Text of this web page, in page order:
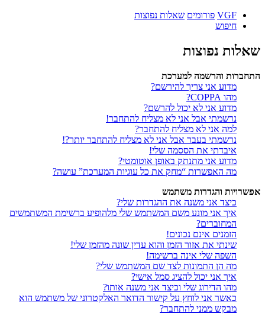
VGF פורומים שאלות נפוצות
חיפוש
שאלות נפוצות
התחברות והרשמה למערכת
מדוע אני צריך להירשם?
מהו COPPA?
מדוע אני לא יכול להרשם?
נרשמתי אבל אני לא מצליח להתחבר!
למה אני לא מצליח להתחבר?
נרשמתי בעבר אבל אני לא מצליח להתחבר יותר?!
איבדתי את הססמה שלי!
מדוע אני מתנתק באופן אוטומטי?
מה האפשרות “מחק את כל עוגיות המערכת” עושה?
אפשרויות והגדרות משתמש
כיצד אני משנה את ההגדרות שלי?
איך אני מונע משם המשתמש שלי מלהופיע ברשימת המשתמשים
המחוברים?
הזמנים אינם נכונים!
שינתי את אזור הזמן והוא עדין שונה מהזמן שלי!
השפה שלי אינה ברשימה!
מה הן התמונות לצד שם המשתמש שלי?
איך אני יכול להציג סמל אישי?
מהו הדירוג שלי וכיצד אני משנה אותו?
כאשר אני לוחץ על קישור הדואר האלקטרוני של משתמש הוא
מבקש ממני להתחבר?